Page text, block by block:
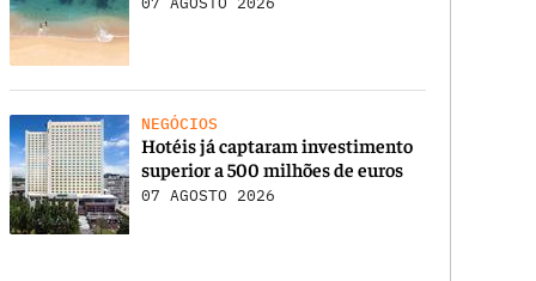
NEGÓCIOS
Hotéis já captaram investimento
superior a 500 milhões de euros
07 AGOSTO 2026